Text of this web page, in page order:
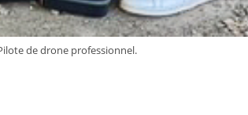
de drone professionnel.